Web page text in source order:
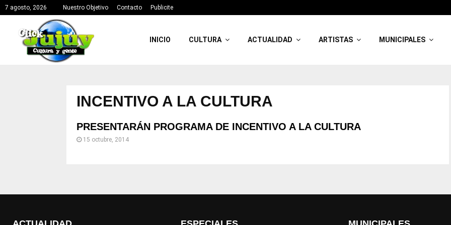
7 agosto, 2026 Nuestro Objetivo Contacto Publicite
INICIO CULTURA ACTUALIDAD ARTISTAS MUNICIPALES
INCENTIVO A LA CULTURA
PRESENTARÁN PROGRAMA DE INCENTIVO A LA CULTURA
15 octubre, 2014